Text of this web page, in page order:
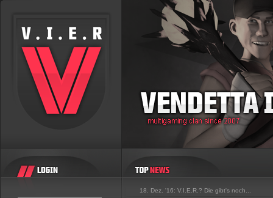
18. Dez. '16: V.I.E.R.? Die gibt's noch...